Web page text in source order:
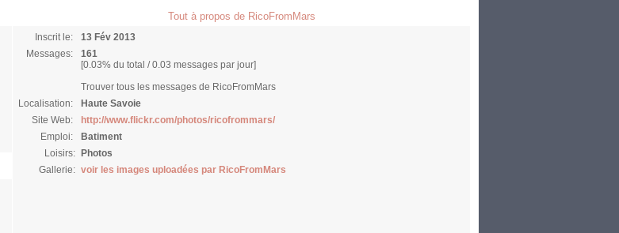
Tout à propos de RicoFromMars
Inscrit le:
13 Fév 2013
Messages:
161
[0.03% du total / 0.03 messages par jour]
Trouver tous les messages de RicoFromMars
Localisation:
Haute Savoie
Site Web:
http://www.flickr.com/photos/ricofrommars/
Emploi:
Batiment
Loisirs:
Photos
Gallerie: voir les images uploadées par RicoFromMars